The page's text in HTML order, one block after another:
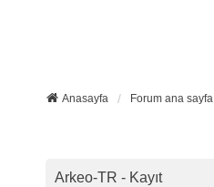
Anasayfa Forum ana sayfa
Arkeo-TR - Kayıt